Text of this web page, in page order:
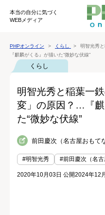
本当の自分に気づく
WEBメディア
PHPオンライン くらし
明智光秀
『麒麟がくる』が描いた“微妙な伏線”
くらし
明智光秀と稲葉一
変」の原因？…『
た“微妙な伏線”
前田慶次（名古屋おもて
#明智光秀 #前田慶次（名古
2020年10月03日 公開2024年12